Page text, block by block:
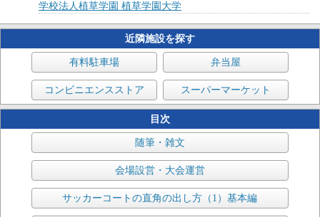
学校法人植草学園 植草学園大学
近隣施設を探す
有料駐車場 弁当屋
コンビニエンスストア スーパーマーケット
目次
随筆・雑文
会場設営・大会運営
サッカーコートの直角の出し方（1）基本編